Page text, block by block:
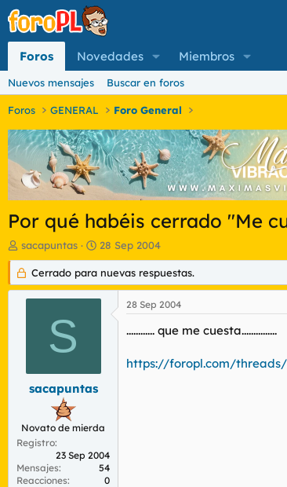
Foros Novedades Miembros
Nuevos mensajes Buscar en foros
Foros GENERAL Foro General
Por qué habéis cerrado "Me
I
n
i
c
d
e
m
sacapuntas
F
e
c
h
a
i
28 Sep 2004
Cerrado para nuevas respuestas.
S
sacapuntas
Novato de mierda
Registro
23 Sep 2004
Mensajes
54
Reacciones
0
28 Sep 2004
............ que me cuesta...............
https://foropl.com/